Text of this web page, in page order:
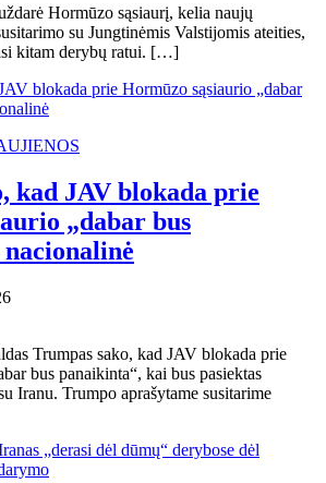
Hormūzo sąsiaurį, kelia naujų
su Jungtinėmis Valstijomis ateities,
kitam derybų ratui. […]
kad JAV blokada prie
„dabar bus
Trumpas sako, kad JAV blokada prie
bus panaikinta“, kai bus pasiektas
Iranu. Trumpo aprašytame susitarime